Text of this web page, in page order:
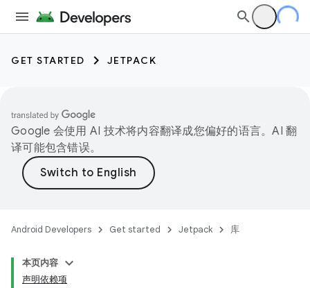
GET STARTED JETPACK
Google 会使用 AI 技术将内容翻译成您偏好的语言。AI 翻
译可能包含错误。
Android Developers Get started Jetpack 库
本页内容
声明依赖项